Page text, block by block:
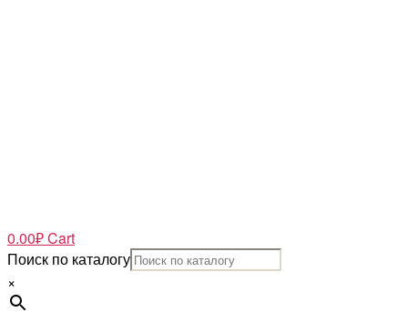
0.00₽Cart
Поиск по каталогу
×